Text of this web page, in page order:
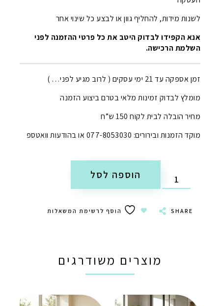
לשנות מידות, להחליף גוון או לבצע כל שינוי אחר
אנא הקפידו לבדוק היטב את כל פרטי ההזמנה לפני
השלמת הרכישה.
זמן אספקה עד 21 ימי עסקים ( לרוב מגיע לפני… )
מומלץ לבדוק זמינות מלאי בטרם ביצוע הזמנה
מחיר הובלה לבית לקוח 150 ש”ח
מוקד הזמנות ובירורים: 077-8053030 או בהודעות וואטספ
הוספה לסל
SHARE הוסף לרשימת המשאלות
מוצרים משודרגים